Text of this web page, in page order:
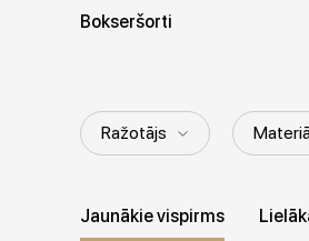
Bokseršorti
Ražotājs
Jaunākie vispirms